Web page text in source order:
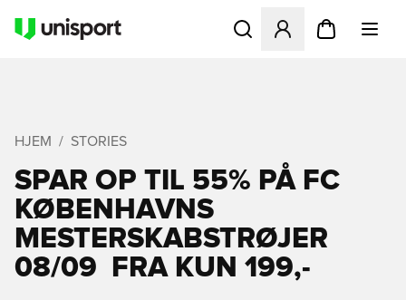
Åbner en Modal til at
HJEM STORIES
SPAR OP TIL 55% PÅ FC
KØBENHAVNS
MESTERSKABSTRØJER
08/09  FRA KUN 199,-